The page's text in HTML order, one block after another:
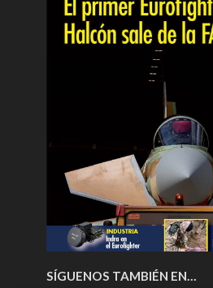
SÍGUENOS TAMBIÉN EN…